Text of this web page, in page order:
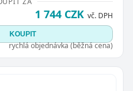
1 744 CZK vč. DPH
KOUPIT
rychlá objednávka (běžná cena)